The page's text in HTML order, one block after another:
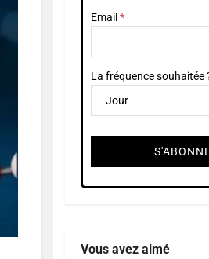
Email
La fréquence souhaitée
Vous avez aimé